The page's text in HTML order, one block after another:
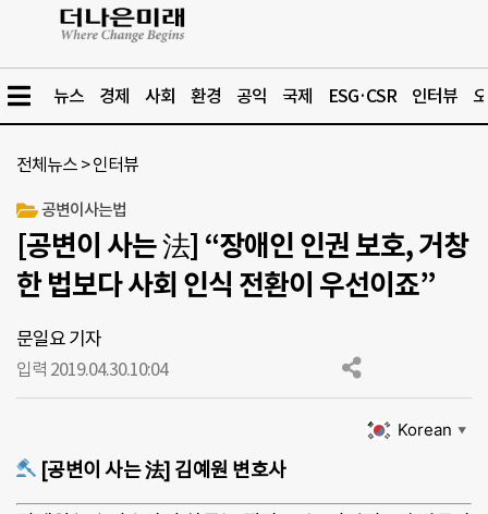
뉴스 경제 사회 환경 공익 국제 ESG·CSR 인터뷰
전체뉴스 >인터뷰
공변이사는법
[공변이 사는 法] “장애인 인권 보호, 거창
한 법보다 사회 인식 전환이 우선이죠”
문일요 기자
입력 2019.04.30.10:04
Korean ▼
[공변이 사는 法] 김예원 변호사